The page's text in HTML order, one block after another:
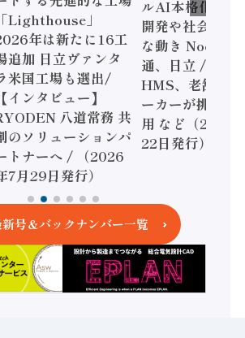
「Lighthouse」
年は新たに16工
追加 日立ヴァンタ
米国工場も選出/
【インタビュー】
八道常務 共
のソリューションパ
トナーへ / （2026
7月29日発行）
ルAI本格化へ
開発や社会実装
な動き Noetra
通、日立 / 兵神
HMS、老舗ポ
ーカーが挑むデ
用 など（2026
22日発行）
号＆バックナンバー一覧